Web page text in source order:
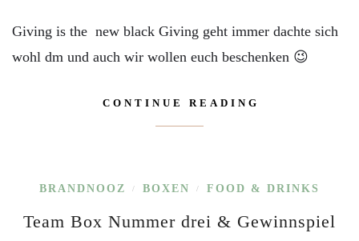
Giving is the new black Giving geht immer dachte sich
wohl dm und auch wir wollen euch beschenken 😉
CONTINUE READING
BRANDNOOZ / BOXEN / FOOD & DRINKS
Team Box Nummer drei & Gewinnspiel